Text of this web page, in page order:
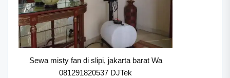
Sewa misty fan di slipi, jakarta barat Wa
081291820537 DJTek